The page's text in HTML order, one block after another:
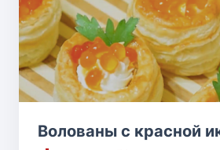
Волованы с красной